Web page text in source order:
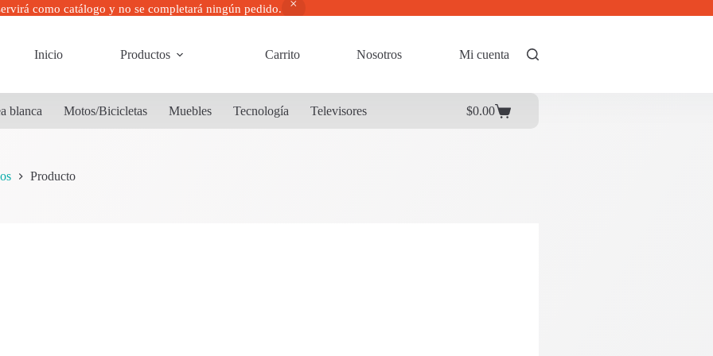
como catálogo y no se completará ningún pedido.
Inicio Productos Carrito Nosotros Mi cuenta
blanca Motos/Bicicletas Muebles Tecnología Televisores
Carrito
$0.00
Producto